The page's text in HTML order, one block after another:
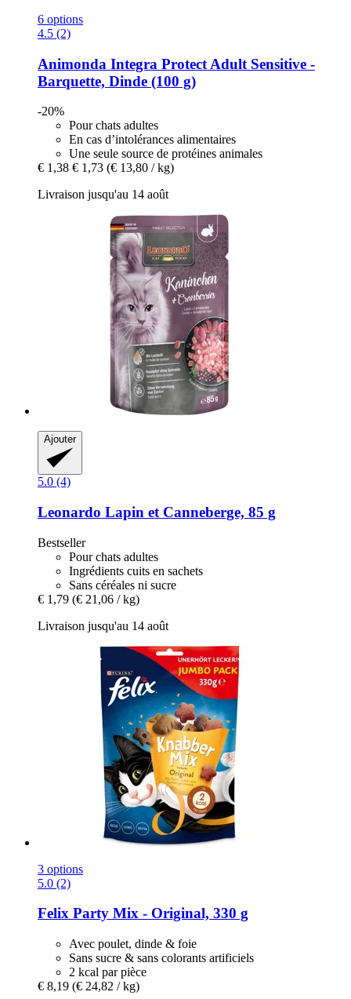
6 options
4.5 (2)
Animonda Integra Protect Adult Sensitive -​
Barquette, Dinde (100 g)
-20%
Pour chats adultes
En cas d’intolérances alimentaires
Une seule source de protéines animales
€ 1,38 € 1,73 (€ 13,80 / kg)
Livraison jusqu'au 14 août
Ajouter
5.0 (4)
Leonardo Lapin et Canneberge, 85 g
Bestseller
Pour chats adultes
Ingrédients cuits en sachets
Sans céréales ni sucre
€ 1,79 (€ 21,06 / kg)
Livraison jusqu'au 14 août
3 options
5.0 (2)
Felix Party Mix -​ Original, 330 g
Avec poulet, dinde & foie
Sans sucre & sans colorants artificiels
2 kcal par pièce
€ 8,19 (€ 24,82 / kg)